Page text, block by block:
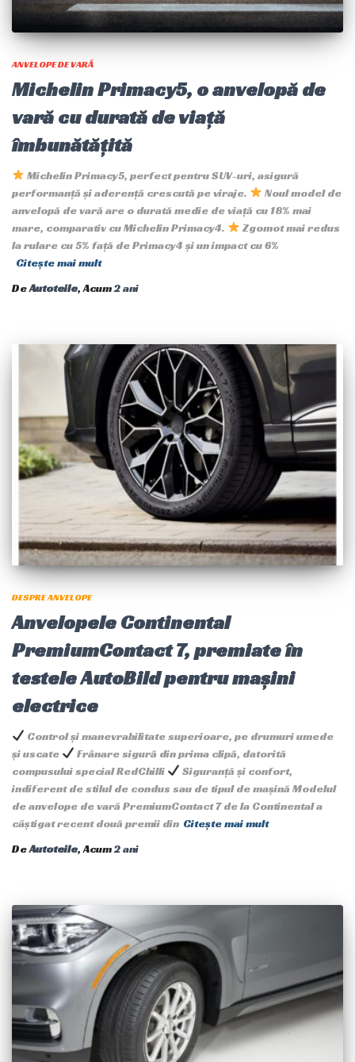
ANVELOPE DE VARĂ
Michelin Primacy5, o anvelopă de
vară cu durată de viață
îmbunătățită
Michelin Primacy5, perfect pentru SUV-uri, asigură
performanță și aderență crescută pe viraje.
Noul model de
anvelopă de vară are o durată medie de viață cu 18% mai
mare, comparativ cu Michelin Primacy4.
Zgomot mai redus
la rulare cu 5% față de Primacy4 și un impact cu 6%
Citește mai mult
DeAutoteile, Acum2 ani
DESPRE ANVELOPE
Anvelopele Continental
PremiumContact 7, premiate în
testele AutoBild pentru mașini
electrice
Control și manevrabilitate superioare, pe drumuri umede
și uscate
Frânare sigură din prima clipă, datorită
compusului special RedChilli
Siguranță și confort,
indiferent de stilul de condus sau de tipul de mașină Modelul
de anvelope de vară PremiumContact 7 de la Continental a
câștigat recent două premii din Citește mai mult
DeAutoteile, Acum2 ani